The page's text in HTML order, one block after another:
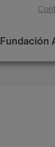
Fundación